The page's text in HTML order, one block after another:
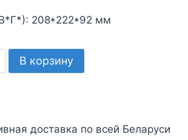
208*222*92 мм
В корзину
доставка по всей Беларуси